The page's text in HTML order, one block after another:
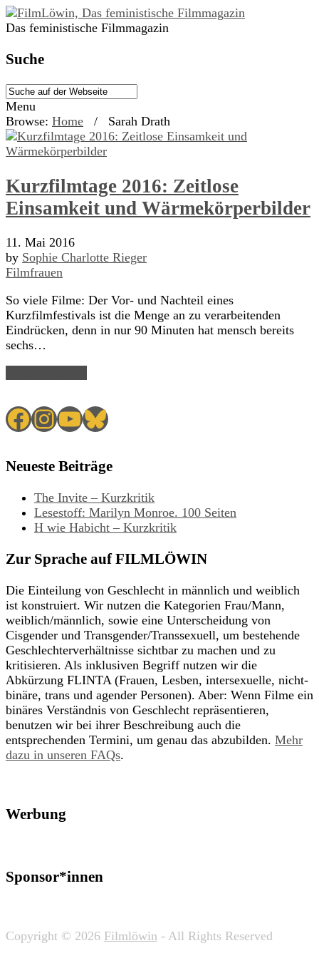
Das feministische Filmmagazin
Suche
Menu
Browse: Home / Sarah Drath
Kurzfilmtage 2016: Zeitlose
Einsamkeit und Wärmekörperbilder
11. Mai 2016
by Sophie Charlotte Rieger
Filmfrauen
So viele Filme: Der Vor- und Nachteil eines
Kurzfilmfestivals ist die Menge an zu verarbeitenden
Eindrücken, denn in nur 90 Minuten hat mensch bereits
sechs…
Facebook
Instagram
YouTube
Bluesky
Neueste Beiträge
The Invite – Kurzkritik
Lesestoff: Marilyn Monroe. 100 Seiten
H wie Habicht – Kurzkritik
Zur Sprache auf FILMLÖWIN
Die Einteilung von Geschlecht in männlich und weiblich
ist konstruiert. Wir nutzen die Kategorien Frau/Mann,
weiblich/männlich, sowie eine Unterscheidung von
Cisgender und Transgender/Transsexuell, um bestehende
Geschlechterverhältnisse sichtbar zu machen und zu
kritisieren. Als inklusiven Begriff nutzen wir die
Abkürzung FLINTA (Frauen, Lesben, intersexuelle, nicht-
binäre, trans und agender Personen). Aber: Wenn Filme ein
binäres Verständnis von Geschlecht repräsentieren,
benutzen wir bei ihrer Beschreibung auch die
entsprechenden Termini, um genau das abzubilden. Mehr
dazu in unseren FAQs.
Werbung
Sponsor*innen
Copyright © 2026 Filmlöwin - All Rights Reserved